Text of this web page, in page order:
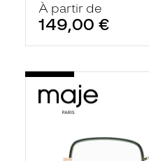
À partir de
149,00 €